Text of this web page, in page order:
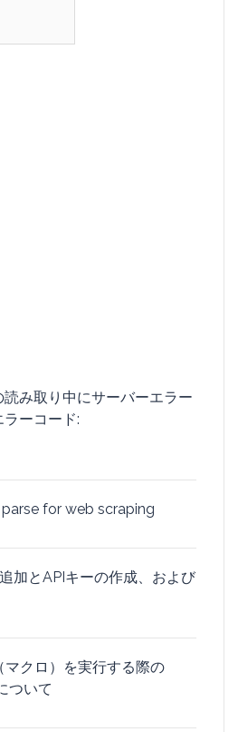
読み取り中にサーバーエラー
ーコード:
for web scraping
加とAPIキーの作成、および
マクロ）を実行する際の
ついて